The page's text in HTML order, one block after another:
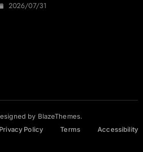
2026/07/31
by BlazeThemes.
Privacy Policy
Terms Accessibility